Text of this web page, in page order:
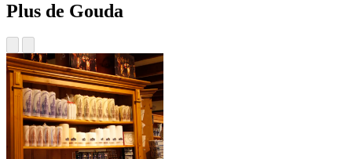
Plus de Gouda